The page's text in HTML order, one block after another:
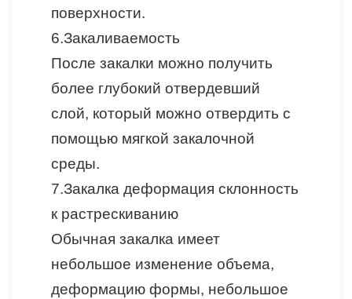
поверхности.
6.Закаливаемость
После закалки можно получить
более глубокий отвердевший
слой, который можно отвердить с
помощью мягкой закалочной
среды.
7.Закалка деформация склонность
к растрескиванию
Обычная закалка имеет
небольшое изменение объема,
деформацию формы, небольшое